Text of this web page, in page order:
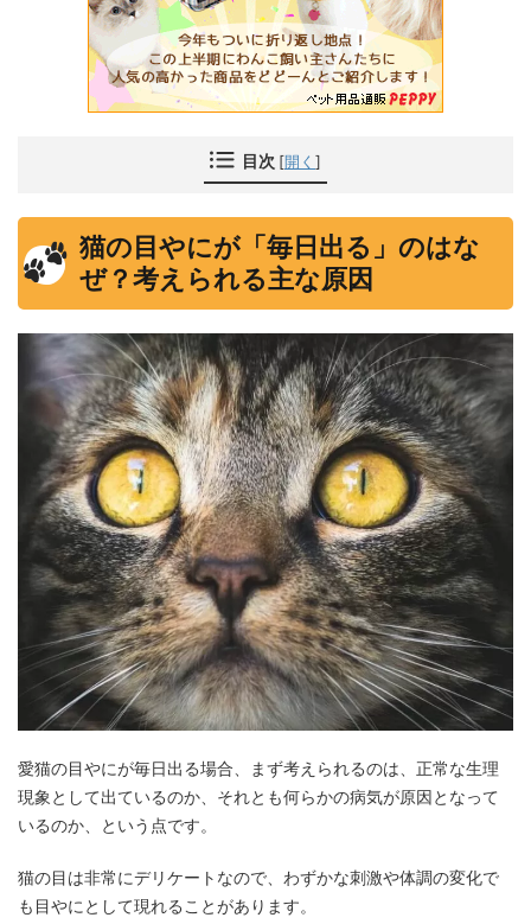
目次 [開く ]
猫の目やにが「毎日出る」のはな
ぜ？考えられる主な原因
愛猫の目やにが毎日出る場合、まず考えられるのは、正常な生理
現象として出ているのか、それとも何らかの病気が原因となって
いるのか、という点です。
猫の目は非常にデリケートなので、わずかな刺激や体調の変化で
も目やにとして現れることがあります。